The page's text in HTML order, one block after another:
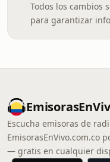
Todos los cambios
para garantizar
Escucha emisoras de
EmisorasEnVivo.com.co
— gratis en cualquier